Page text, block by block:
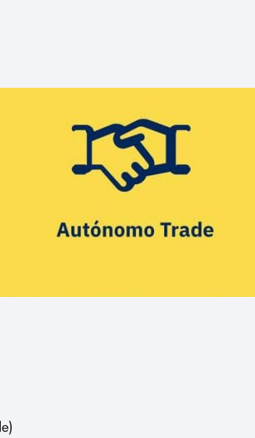
del Impuesto sobre el Valor Añadido (IVA)…